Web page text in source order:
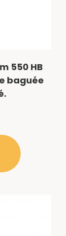
550 HB
baguée